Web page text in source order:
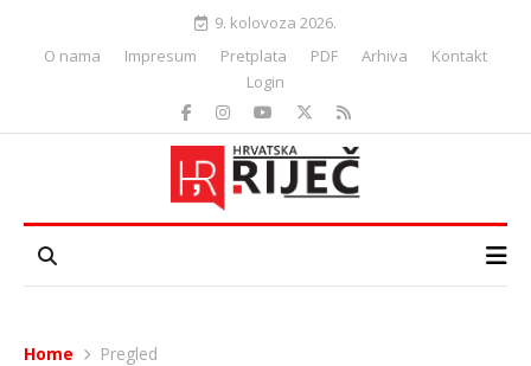
9. kolovoza 2026.
O nama
Impresum Pretplata PDF Arhiva
Kontakt
Login
Home Pregled